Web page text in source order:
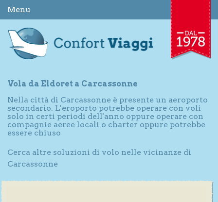
Menu
Vola da Eldoret a Carcassonne
Nella città di Carcassonne è presente un aeroporto
secondario. L'eroporto potrebbe operare con voli
solo in certi periodi dell'anno oppure operare con
compagnie aeree locali o charter oppure potrebbe
essere chiuso
Cerca altre soluzioni di volo nelle vicinanze di
Carcassonne